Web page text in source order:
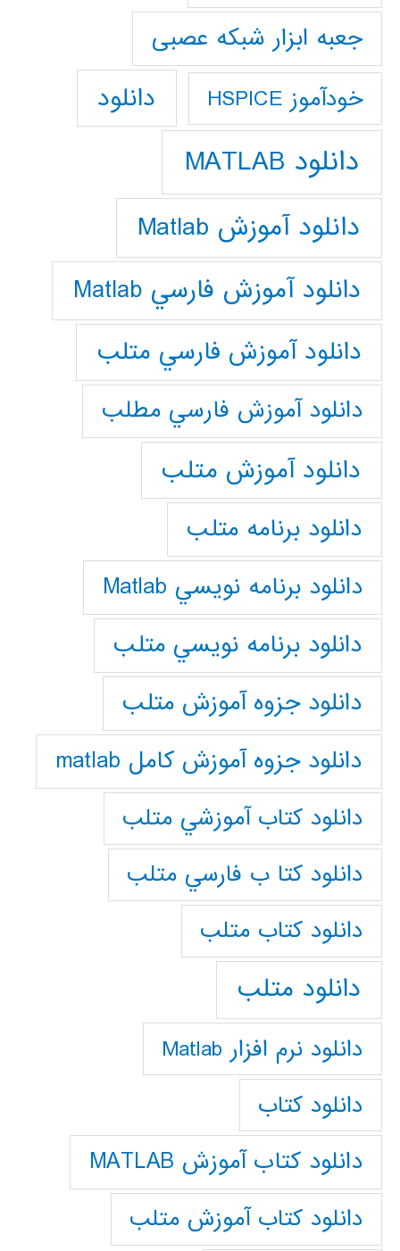
جعبه ابزار شبکه عصبی
خودآموز HSPICE دانلود
دانلود MATLAB
دانلود آموزش Matlab
دانلود آموزش فارسي Matlab
دانلود آموزش فارسي متلب
دانلود آموزش فارسي مطلب
دانلود آموزش متلب
دانلود برنامه متلب
دانلود برنامه نويسي Matlab
دانلود برنامه نويسي متلب
دانلود جزوه آموزش متلب
دانلود جزوه آموزش کامل matlab
دانلود كتاب آموزشي متلب
دانلود كتا ب فارسي متلب
دانلود كتاب متلب
دانلود متلب
دانلود نرم افزار Matlab
دانلود کتاب
دانلود کتاب آموزش MATLAB
دانلود کتاب آموزش متلب